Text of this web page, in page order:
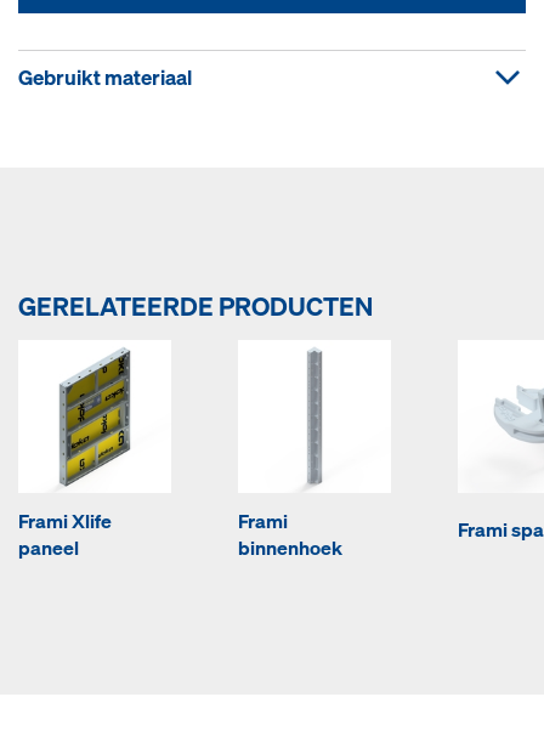
Gebruikt materiaal
GERELATEERDE PRODUCTEN
Frami Xlife
paneel
Frami
binnenhoek
Frami